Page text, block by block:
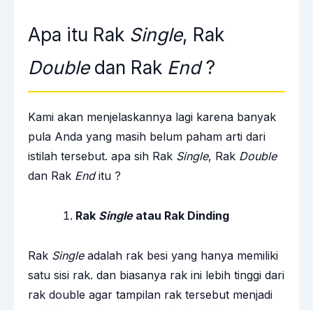
Apa itu Rak Single, Rak
Doubledan Rak End?
Kami akan menjelaskannya lagi karena banyak
pula Anda yang masih belum paham arti dari
istilah tersebut. apa sih Rak Single, Rak Double
dan Rak Enditu ?
Rak Singleatau Rak Dinding
Rak Singleadalah rak besi yang hanya memiliki
satu sisi rak. dan biasanya rak ini lebih tinggi dari
rak double agar tampilan rak tersebut menjadi